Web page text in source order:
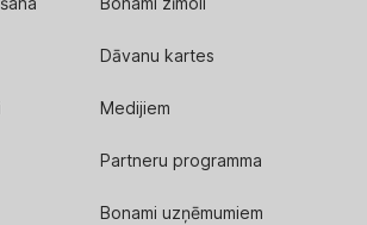
Dāvanu kartes
Medijiem
Partneru programma
Bonami uzņēmumiem